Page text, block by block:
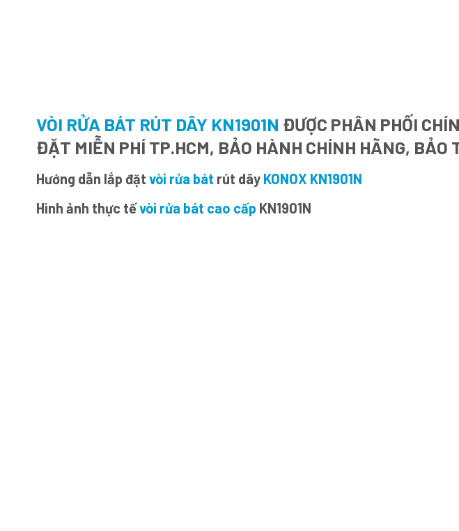
VÒI RỬA BÁT RÚT DÂY KN1901N ĐƯỢC PHÂN PHỐI
ĐẶT MIỄN PHÍ TP.HCM, BẢO HÀNH CHÍNH HÃNG, BẢO
Hướng dẫn lắp đặt vòi rửa bát rút dây KONOX KN1901N
Hình ảnh thực tếvòi rửa bát cao cấp KN1901N